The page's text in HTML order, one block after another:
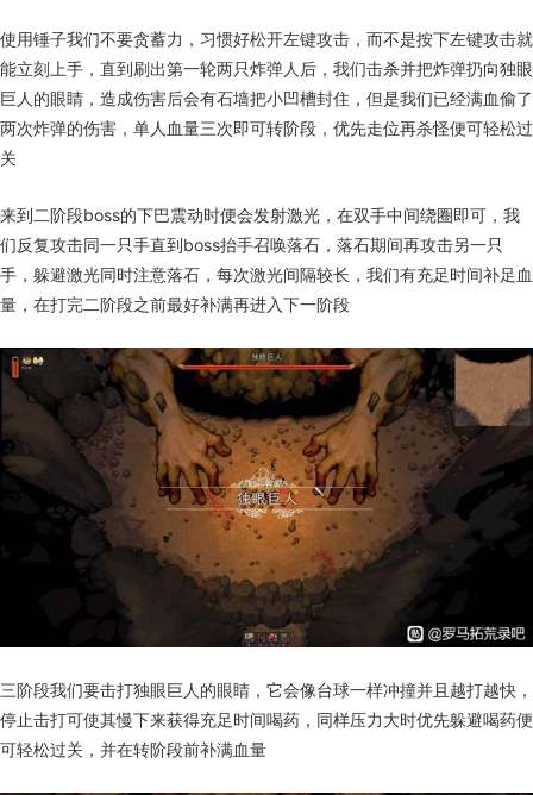
使用锤子我们不要贪蓄力，习惯好松开左键攻击，而不是按下左键攻击就
能立刻上手，直到刷出第一轮两只炸弹人后，我们击杀并把炸弹扔向独眼
巨人的眼睛，造成伤害后会有石墙把小凹槽封住，但是我们已经满血偷了
两次炸弹的伤害，单人血量三次即可转阶段，优先走位再杀怪便可轻松过
关
来到二阶段boss的下巴震动时便会发射激光，在双手中间绕圈即可，我
们反复攻击同一只手直到boss抬手召唤落石，落石期间再攻击另一只
手，躲避激光同时注意落石，每次激光间隔较长，我们有充足时间补足血
量，在打完二阶段之前最好补满再进入下一阶段
三阶段我们要击打独眼巨人的眼睛，它会像台球一样冲撞并且越打越快，
停止击打可使其慢下来获得充足时间喝药，同样压力大时优先躲避喝药便
可轻松过关，并在转阶段前补满血量